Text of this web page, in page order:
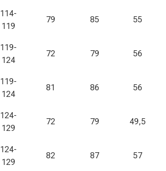
114-
119
79 85 55
119-
124
72 79 56
119-
124
81 86 56
124-
129
72 79 49,5
124-
129
82 87 57